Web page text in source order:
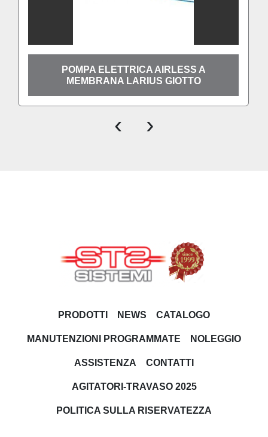
POMPA ELETTRICA AIRLESS A
MEMBRANA LARIUS GIOTTO
‹ ›
PRODOTTI NEWS CATALOGO
MANUTENZIONI PROGRAMMATE NOLEGGIO
ASSISTENZA CONTATTI
AGITATORI-TRAVASO 2025
POLITICA SULLA RISERVATEZZA